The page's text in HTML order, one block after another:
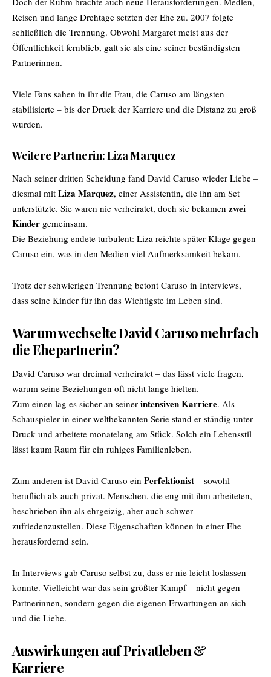
Reisen und lange Drehtage setzten der Ehe zu. 2007 folgte
schließlich die Trennung. Obwohl Margaret meist aus der
Öffentlichkeit fernblieb, galt sie als eine seiner beständigsten
Partnerinnen.
Viele Fans sahen in ihr die Frau, die Caruso am längsten
stabilisierte – bis der Druck der Karriere und die Distanz zu groß
wurden.
Weitere Partnerin: Liza Marquez
Nach seiner dritten Scheidung fand David Caruso wieder Liebe –
diesmal mit Liza Marquez, einer Assistentin, die ihn am Set
unterstützte. Sie waren nie verheiratet, doch sie bekamen zwei
Kinder gemeinsam.
Die Beziehung endete turbulent: Liza reichte später Klage gegen
Caruso ein, was in den Medien viel Aufmerksamkeit bekam.
Trotz der schwierigen Trennung betont Caruso in Interviews,
dass seine Kinder für ihn das Wichtigste im Leben sind.
Warum wechselte David Caruso mehrfach
die Ehepartnerin?
David Caruso war dreimal verheiratet – das lässt viele fragen,
warum seine Beziehungen oft nicht lange hielten.
Zum einen lag es sicher an seiner intensiven Karriere. Als
Schauspieler in einer weltbekannten Serie stand er ständig unter
Druck und arbeitete monatelang am Stück. Solch ein Lebensstil
lässt kaum Raum für ein ruhiges Familienleben.
Zum anderen ist David Caruso ein Perfektionist – sowohl
beruflich als auch privat. Menschen, die eng mit ihm arbeiteten,
beschrieben ihn als ehrgeizig, aber auch schwer
zufriedenzustellen. Diese Eigenschaften können in einer Ehe
herausfordernd sein.
In Interviews gab Caruso selbst zu, dass er nie leicht loslassen
konnte. Vielleicht war das sein größter Kampf – nicht gegen
Partnerinnen, sondern gegen die eigenen Erwartungen an sich
und die Liebe.
Auswirkungen auf Privatleben &
Karriere